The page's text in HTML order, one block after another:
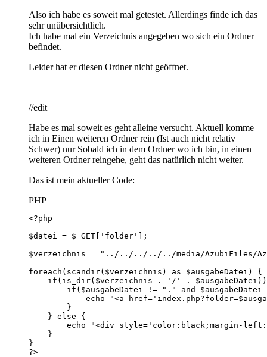
Also ich habe es soweit mal getestet. Allerdings finde ich das
sehr unübersichtlich.
Ich habe mal ein Verzeichnis angegeben wo sich ein Ordner
befindet.
Leider hat er diesen Ordner nicht geöffnet.
//edit
Habe es mal soweit es geht alleine versucht. Aktuell komme
ich in Einen weiteren Ordner rein (Ist auch nicht relativ
Schwer) nur Sobald ich in dem Ordner wo ich bin, in einen
weiteren Ordner reingehe, geht das natürlich nicht weiter.
Das ist mein aktueller Code:
PHP
?>